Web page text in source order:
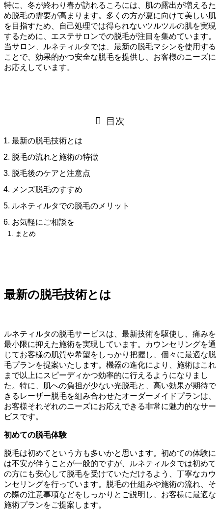
特に、冬が終わり春が訪れるころには、肌の露出が増えるた
め脱毛の需要が高まります。多くの方が夏に向けて美しい肌
を目指すため、自己処理では得られないツルツルの肌を実現
するために、エステサロンでの脱毛が注目を集めています。
当サロン、ルネティルタでは、最新の脱毛マシンを使用する
ことで、効果的かつ安全な脱毛を提供し、お客様のニーズに
お応えしています。
目次
最新の脱毛技術とは
脱毛の流れと施術の特徴
脱毛後のケアと注意点
メンズ脱毛のすすめ
ルネティルタでの脱毛のメリット
お気軽にご相談を
まとめ
最新の脱毛技術とは
ルネティルタの脱毛サービスは、最新技術を駆使し、痛みを
最小限に抑えた施術を実現しています。カウンセリングを通
じてお客様の肌質や希望をしっかり把握し、個々に最適な脱
毛プランを提案いたします。機器の進化により、施術はこれ
まで以上にスピーディかつ効率的に行えるようになりまし
た。特に、肌への負担が少ない光脱毛と、高い効果が期待で
きるレーザー脱毛を組み合わせたオーダーメイドプランは、
お客様それぞれのニーズにお応えできる非常に魅力的なサー
ビスです。
初めての脱毛体験
脱毛は初めてという方も多いかと思います。初めての体験に
は不安が伴うことが一般的ですが、ルネティルタでは初めて
の方にも安心して脱毛を受けていただけるよう、丁寧なカウ
ンセリングを行っています。脱毛の仕組みや施術の流れ、そ
の際の注意事項などをしっかりとご説明し、お客様に最適な
施術プランをご提案します。